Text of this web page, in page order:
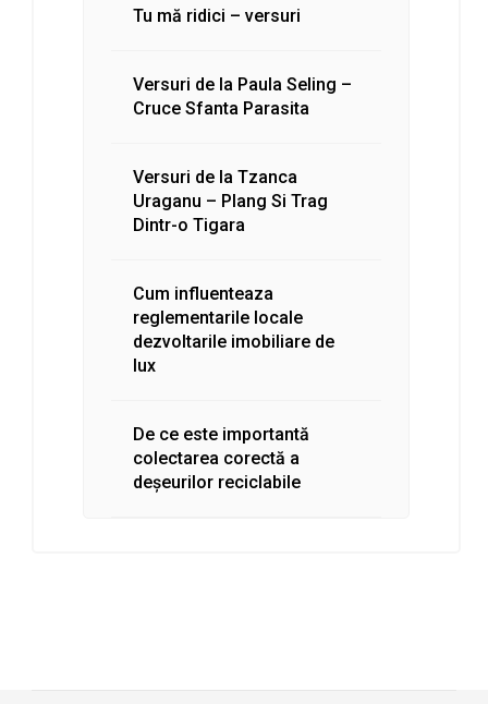
Tu mă ridici – versuri
Versuri de la Paula Seling –
Cruce Sfanta Parasita
Versuri de la Tzanca
Uraganu – Plang Si Trag
Dintr-o Tigara
Cum influenteaza
reglementarile locale
dezvoltarile imobiliare de
lux
De ce este importantă
colectarea corectă a
deșeurilor reciclabile